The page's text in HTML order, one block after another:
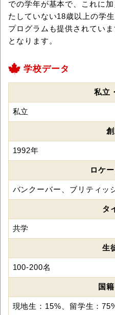
での学年が基本で、これに
たしていない18歳以上の学
プログラムも提供されてい
となります。
学校データ
私立
私立
1992年
ロケ
バンクーバー、ブリティッ
タ
共学
生
100-200名
国
現地生：15%、留学生：